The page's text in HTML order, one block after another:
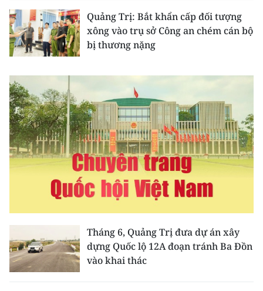
E-Magazine
Video
Media Kinh tế
Media Văn hóa
Media Xã hội
Media Pháp luật
Media Du lịch
Media Thế giới
Media Thể thao
Media Giáo dục
Quảng Trị: Bắt khẩn cấp đối tượng
xông vào trụ sở Công an chém cán bộ
bị thương nặng
Tháng 6, Quảng Trị đưa dự án xây
dựng Quốc lộ 12A đoạn tránh Ba Đồn
vào khai thác